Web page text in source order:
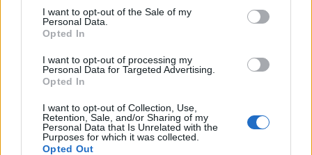
I want to opt-out of the Sale of my
Personal Data.
Opted In
I want to opt-out of processing my
Personal Data for Targeted Advertising.
Opted In
I want to opt-out of Collection, Use,
Retention, Sale, and/or Sharing of my
Personal Data that Is Unrelated with the
Purposes for which it was collected.
Opted Out
COMMUNITY, INFLUENCER & CREATORS MARKETING
SOCIAL MEDIA